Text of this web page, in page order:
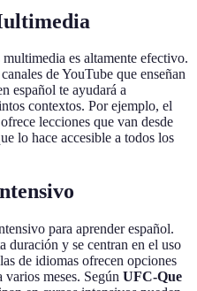
es altamente efectivo.
de YouTube que enseñan
español te ayudará a
contextos. Por ejemplo, el
lecciones que van desde
lo hace accesible a todos los
para aprender español.
duración y se centran en el uso
de idiomas ofrecen opciones
varios meses. Según UFC-Que